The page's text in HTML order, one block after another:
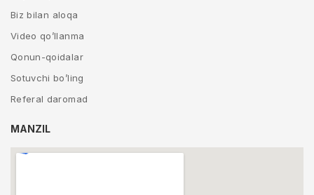
Biz bilan aloqa
Video qo’llanma
Qonun-qoidalar
Sotuvchi bo’ling
Referal daromad
MANZIL